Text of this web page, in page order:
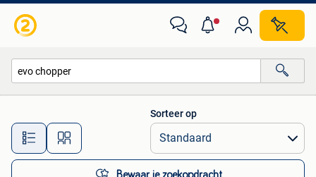
Alle afstanden…
Sorteer op